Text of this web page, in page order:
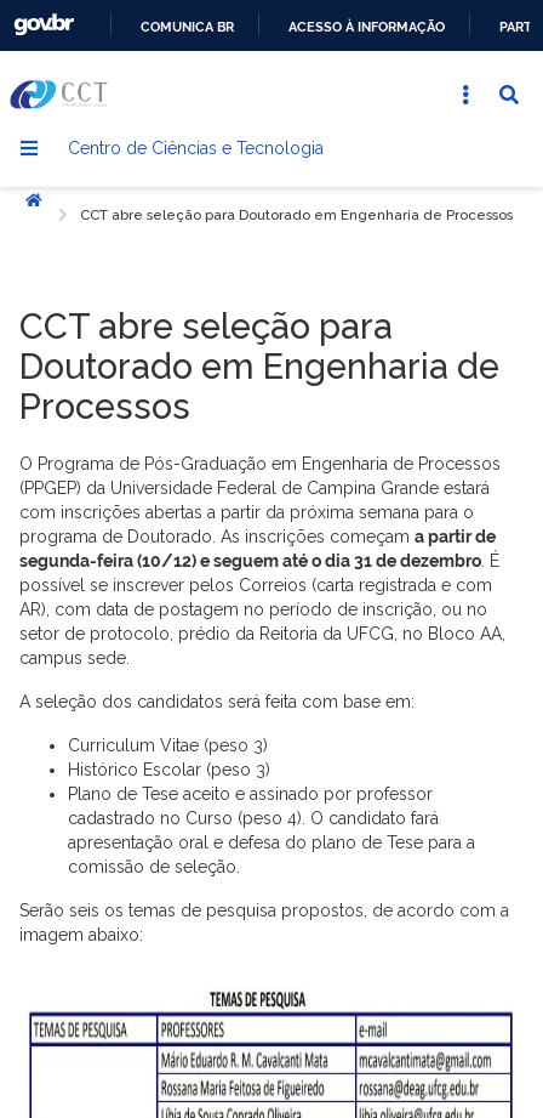
CONTEÚDO
COMUNICA BR ACESSO À INFORMAÇÃO
Centro de Ciências e Tecnologia
Início
CCT abre seleção para Doutorado em Engenharia de Processos
CCT abre seleção para
Doutorado em Engenharia de
Processos
O Programa de Pós-Graduação em Engenharia de Processos
(PPGEP) da Universidade Federal de Campina Grande estará
com inscrições abertas a partir da próxima semana para o
programa de Doutorado. As inscrições começam a partir de
segunda-feira (10/12) e seguem até o dia 31 de dezembro . É
possível se inscrever pelos Correios (carta registrada e com
AR), com data de postagem no período de inscrição, ou no
setor de protocolo, prédio da Reitoria da UFCG, no Bloco AA,
campus sede.
A seleção dos candidatos será feita com base em:
Curriculum Vitae (peso 3)
Histórico Escolar (peso 3)
Plano de Tese aceito e assinado por professor
cadastrado no Curso (peso 4). O candidato fará
apresentação oral e defesa do plano de Tese para a
comissão de seleção.
Serão seis os temas de pesquisa propostos, de acordo com a
imagem abaixo: